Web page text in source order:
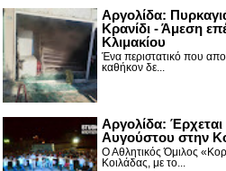
Αργολίδα:
Κρανίδι - Άμεση
Κλιμακίου
Ένα περιστατικό που
καθήκον δε...
Αργολίδα:
Αυγούστου στην
Ο Αθλητικός Όμιλος
Κοιλάδας, με το...